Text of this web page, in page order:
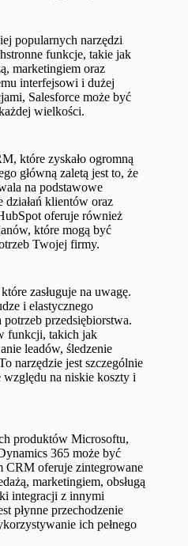
popularnych narzędzi
funkcje, takie jak
marketingiem oraz
interfejsowi i dużej
Salesforce może być
wielkości.
które zyskało ogromną
główną zaletą jest to, że
na podstawowe
działań klientów oraz
oferuje również
które mogą być
Twojej firmy.
zasługuje na uwagę.
i elastycznego
przedsiębiorstwa.
funkcji, takich jak
leadów, śledzenie
narzędzie jest szczególnie
na niskie koszty i
produktów Microsoftu,
365 może być
CRM oferuje zintegrowane
marketingiem, obsługą
integracji z innymi
płynne przechodzenie
ich pełnego